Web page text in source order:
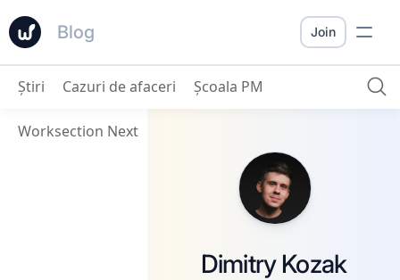
Blog Join
Ştiri Cazuri de afaceri Școala PM
Worksection Next
Dimitry Kozak